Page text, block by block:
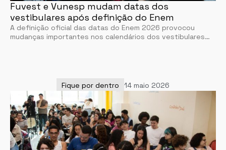
Fuvest e Vunesp mudam datas dos
vestibulares após definição do Enem
A definição oficial das datas do Enem 2026 provocou
mudanças importantes nos calendários dos vestibulares…
Fique por dentro 14 maio 2026